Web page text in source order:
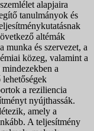
alapjaira
tanulmányok és
altémák
munka és szervezet, a
közeg, valamint a
a
a reziliencia
nyújthassák.
amely a
A teljesítmény